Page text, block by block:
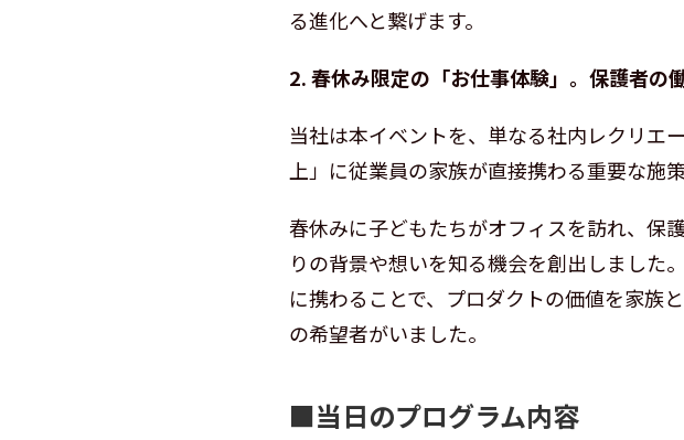
る進化へと繋げます。
2. 春休み限定の「お仕事体験」。保護者の
当社は本イベントを、単なる社内レクリエ
上」に従業員の家族が直接携わる重要な施
春休みに子どもたちがオフィスを訪れ、保
りの背景や想いを知る機会を創出しました
に携わることで、プロダクトの価値を家族
の希望者がいました。
■当日のプログラム内容